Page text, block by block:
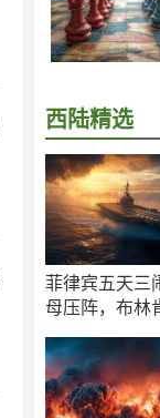
西陆精选
菲律宾五天三
母压阵，布林